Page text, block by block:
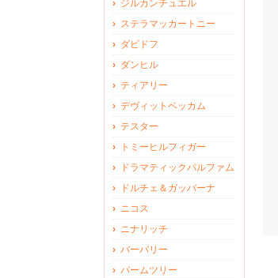
ジルカンチュエル
ステラマッカートニー
ダビドフ
ダンヒル
ティアリー
デヴィットベッカム
テスター
トミーヒルフィガー
ドラマティックパルファム
ドルチェ＆ガッバーナ
ニコス
ニナリッチ
バーバリー
パームツリー